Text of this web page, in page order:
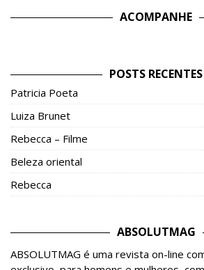
ACOMPANHE
POSTS RECENTES
Patricia Poeta
Luiza Brunet
Rebecca – Filme
Beleza oriental
Rebecca
ABSOLUTMAG
ABSOLUTMAG é uma revista on-line